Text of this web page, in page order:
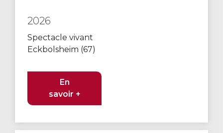
2026
Spectacle vivant
Eckbolsheim (67)
En
savoir +